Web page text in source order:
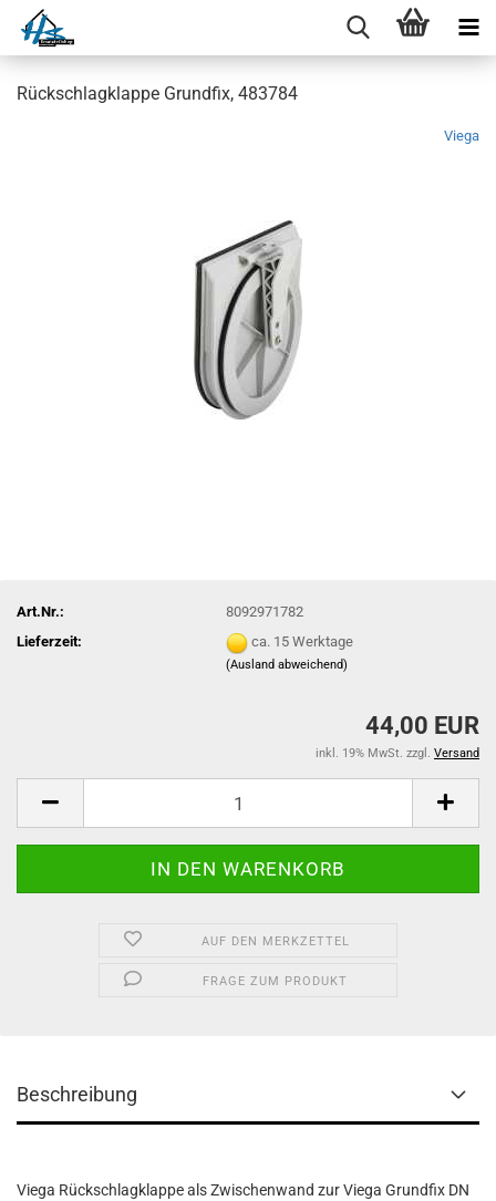
Rückschlagklappe Grundfix, 483784
Viega
Art.Nr.:
8092971782
Lieferzeit:
ca. 15 Werktage
(Ausland abweichend)
44,00 EUR
inkl. 19% MwSt. zzgl. Versand
AUF DEN MERKZETTEL
FRAGE ZUM PRODUKT
Beschreibung
Viega Rückschlagklappe als Zwischenwand zur Viega Grundfix DN